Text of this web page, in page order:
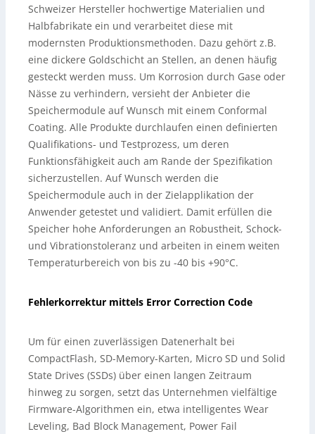
Schweizer Hersteller hochwertige Materialien und
Halbfabrikate ein und verarbeitet diese mit
modernsten Produktionsmethoden. Dazu gehört z.B.
eine dickere Goldschicht an Stellen, an denen häufig
gesteckt werden muss. Um Korrosion durch Gase oder
Nässe zu verhindern, versieht der Anbieter die
Speichermodule auf Wunsch mit einem Conformal
Coating. Alle Produkte durchlaufen einen definierten
Qualifikations- und Testprozess, um deren
Funktionsfähigkeit auch am Rande der Spezifikation
sicherzustellen. Auf Wunsch werden die
Speichermodule auch in der Zielapplikation der
Anwender getestet und validiert. Damit erfüllen die
Speicher hohe Anforderungen an Robustheit, Schock-
und Vibrationstoleranz und arbeiten in einem weiten
Temperaturbereich von bis zu -40 bis +90°C.
Fehlerkorrektur mittels Error Correction Code
Um für einen zuverlässigen Datenerhalt bei
CompactFlash, SD-Memory-Karten, Micro SD und Solid
State Drives (SSDs) über einen langen Zeitraum
hinweg zu sorgen, setzt das Unternehmen vielfältige
Firmware-Algorithmen ein, etwa intelligentes Wear
Leveling, Bad Block Management, Power Fail